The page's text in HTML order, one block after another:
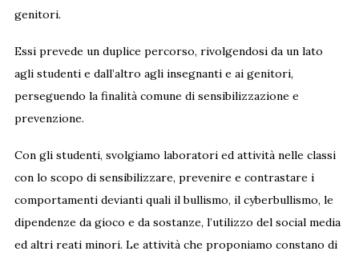
genitori.
Essi prevede un duplice percorso, rivolgendosi da un lato
agli studenti e dall’altro agli insegnanti e ai genitori,
perseguendo la finalità comune di sensibilizzazione e
prevenzione.
Con gli studenti, svolgiamo laboratori ed attività nelle classi
con lo scopo di sensibilizzare, prevenire e contrastare i
comportamenti devianti quali il bullismo, il cyberbullismo, le
dipendenze da gioco e da sostanze, l’utilizzo del social media
ed altri reati minori. Le attività che proponiamo constano di